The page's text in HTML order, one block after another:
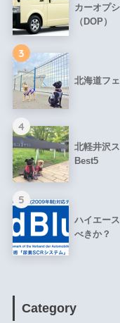
カーオプ
（DOP）
3
北海道フ
4
北軽井沢
Best5
5
ハイエー
べきか？
Category